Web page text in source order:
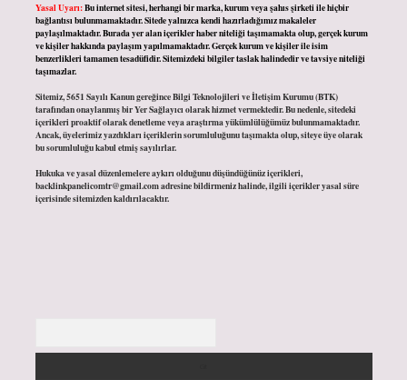
Yasal Uyarı:Bu internet sitesi, herhangi bir marka, kurum veya şahıs şirketi ile hiçbir
bağlantısı bulunmamaktadır. Sitede yalnızca kendi hazırladığımız makaleler
paylaşılmaktadır. Burada yer alan içerikler haber niteliği taşımamakta olup, gerçek kurum
ve kişiler hakkında paylaşım yapılmamaktadır. Gerçek kurum ve kişiler ile isim
benzerlikleri tamamen tesadüfidir. Sitemizdeki bilgiler taslak halindedir ve tavsiye niteliği
taşımazlar.
Sitemiz, 5651 Sayılı Kanun gereğince Bilgi Teknolojileri ve İletişim Kurumu (BTK)
tarafından onaylanmış bir Yer Sağlayıcı olarak hizmet vermektedir. Bu nedenle, sitedeki
içerikleri proaktif olarak denetleme veya araştırma yükümlülüğümüz bulunmamaktadır.
Ancak, üyelerimiz yazdıkları içeriklerin sorumluluğunu taşımakta olup, siteye üye olarak
bu sorumluluğu kabul etmiş sayılırlar.
Hukuka ve yasal düzenlemelere aykırı olduğunu düşündüğünüz içerikleri,
backlinkpanelicomtr@gmail.comadresine bildirmeniz halinde, ilgili içerikler yasal süre
içerisinde sitemizden kaldırılacaktır.